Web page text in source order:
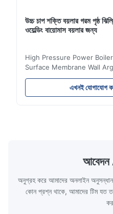
উচ্চ চাপ শক্তি বয়লার গরম পৃষ্ঠ
ওয়েল্ডিং বায়োমাস বয়লার জন্য
High Pressure Power
Surface Membrane Wall
For Biomass Boiler
Water wall panels with pins
vertically on the inner wall
the basic component of
circulation loop.Because of
এখনই যোগাযোগ
আবেদন
অনুগ্রহ করে আমাদের অনলাইন
কোন প্রশ্ন থাকে, আমাদের টিম যত